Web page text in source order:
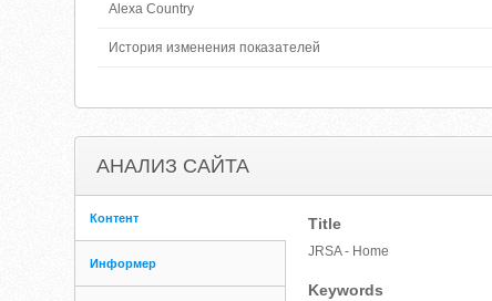
Alexa Country
История изменения показателей
АНАЛИЗ САЙТА
Контент
Информер
Title
JRSA - Home
Keywords